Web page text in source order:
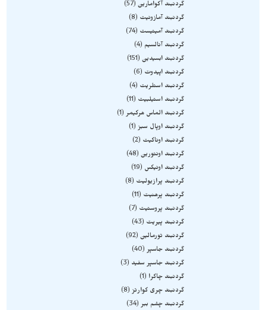
گردنبند آکوامارین 57
گردنبند آمازونیت
8
گردنبند آمیتیست
74
گردنبند آنالسیم
4
گردنبند ابسیدین 151
گردنبند اپیدوت
6
گردنبند استلریت
4
گردنبند استیلبیت
11
گردنبند الماس هرکیمر 1
گردنبند اوپال سبز 1
گردنبند اوناکیت
2
گردنبند اونتورین 48
گردنبند اونیکس
19
گردنبند پرازیولیت
8
گردنبند پرهنیت
11
گردنبند پروستیت
7
گردنبند پیریت
43
گردنبند تورمالین 92
گردنبند جاسپر 40
گردنبند جاسپر سفید
3
گردنبند چاکرا
1
گردنبند چری کوارتز 8
گردنبند چشم ببر 34